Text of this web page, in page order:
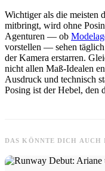
Wichtiger als die meisten
mitbringt, wird ohne
Agenturen — ob
vorstellen — sehen
der Kamera erstarren.
nicht allen Maß-Idealen
Ausdruck und technisch
Posing ist der Hebel, den
DAS KÖNNTE DICH AUCH